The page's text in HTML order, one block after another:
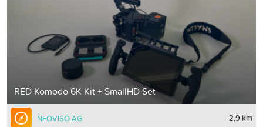
RED Komodo 6K Kit + SmallHD Set
NEOVISO AG 2,9 km